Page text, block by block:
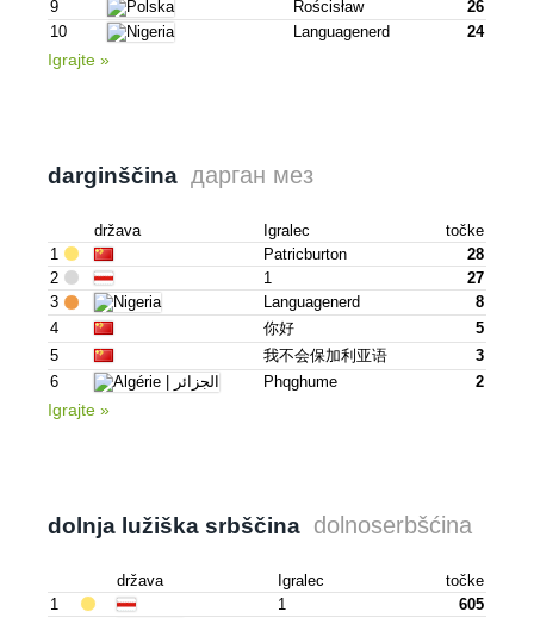
9 Rościsław
26
10
Languagenerd 24
Igrajte »
darginščina дарган мез
država Igralec
točke
1
Patricburton
28
2
1
27
3
Languagenerd
8
4
你好
5
5
我不会保加利亚语
3
6
Phqghume 2
Igrajte »
dolnja lužiška srbščina dolnoserbšćina
država Igralec
točke
1
1
605